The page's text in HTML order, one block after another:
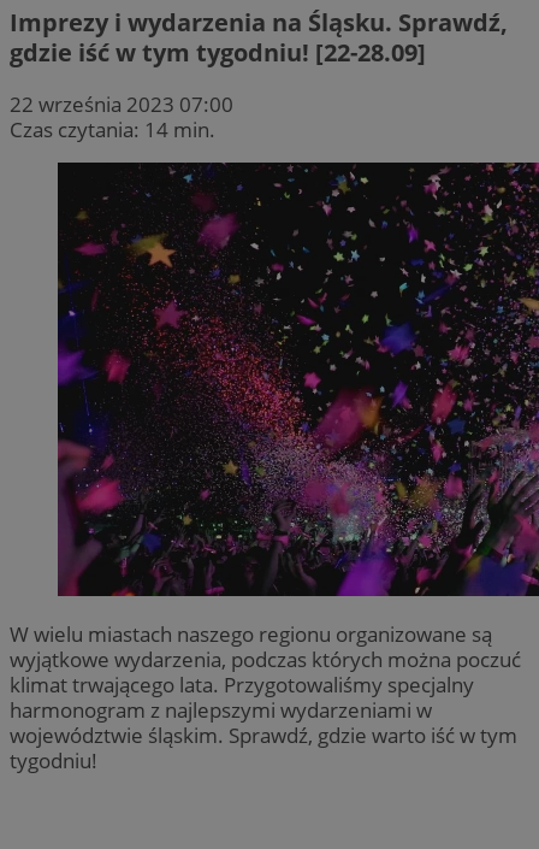
Imprezy i wydarzenia na Śląsku. Sprawdź,
gdzie iść w tym tygodniu! [22-28.09]
22 września 2023 07:00
Czas czytania: 14 min.
W wielu miastach naszego regionu organizowane są
wyjątkowe wydarzenia, podczas których można poczuć
klimat trwającego lata. Przygotowaliśmy specjalny
harmonogram z najlepszymi wydarzeniami w
województwie śląskim. Sprawdź, gdzie warto iść w tym
tygodniu!